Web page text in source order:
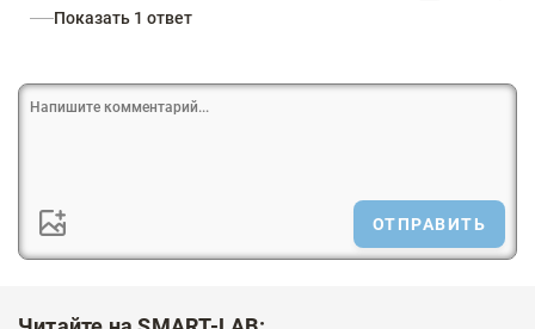
Показать 1 ответ
ОТПРАВИТЬ